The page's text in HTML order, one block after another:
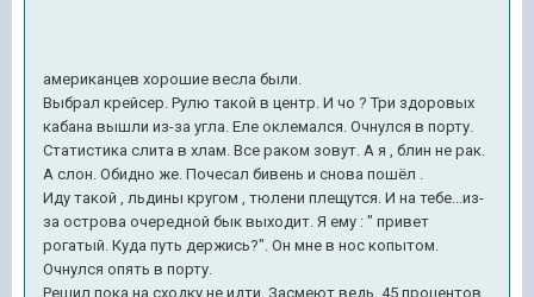
американцев хорошие весла были.
Выбрал крейсер. Рулю такой в центр. И чо ? Три здоровых
кабана вышли из-за угла. Еле оклемался. Очнулся в порту.
Статистика слита в хлам. Все раком зовут. А я , блин не рак.
А слон. Обидно же. Почесал бивень и снова пошёл .
Иду такой , льдины кругом , тюлени плещутся. И на тебе...из-
за острова очередной бык выходит. Я ему : " привет
рогатый. Куда путь держись?". Он мне в нос копытом.
Очнулся опять в порту.
Решил пока на сходку не идти. Засмеют ведь. 45 процентов